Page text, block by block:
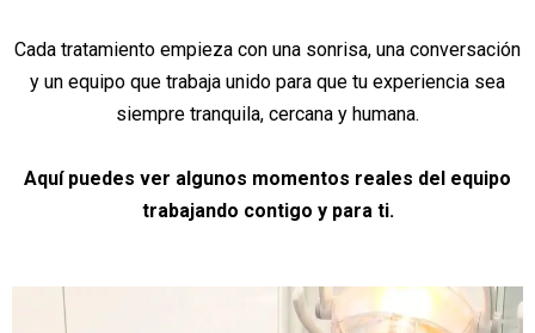
Cada tratamiento empieza con una sonrisa, una conversación
y un equipo que trabaja unido para que tu experiencia sea
siempre tranquila, cercana y humana.
Aquí puedes ver algunos momentos reales del equipo
trabajando contigo y para ti.